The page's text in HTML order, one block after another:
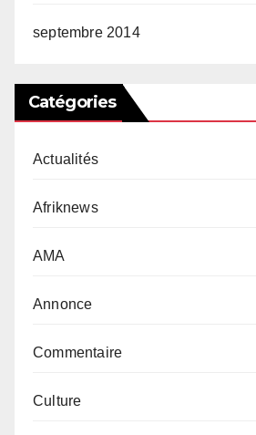
septembre 2014
Catégories
Actualités
Afriknews
AMA
Annonce
Commentaire
Culture